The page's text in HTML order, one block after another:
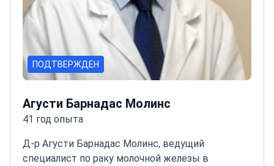
ПОДТВЕРЖДЕН
Агусти Барнадас Молинс
41 год опыта
Д-р Агусти Барнадас Молинс, ведущий
специалист по раку молочной железы в